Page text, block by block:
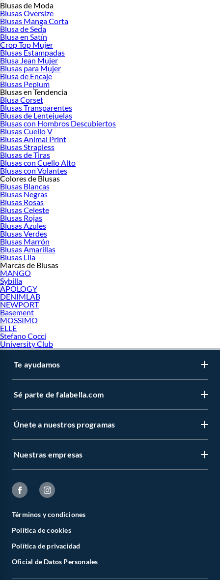
Blusas de Moda
Blusas Oversize
Blusas Manga Corta
Blusa de Seda
Blusa en Satín
Crop Top Mujer
Blusas Estampadas
Blusa Jean Mujer
Blusas para Mujer
Blusa de Encaje
Blusas Peplum
Blusas en Tendencia
Blusa Corset
Blusas Transparentes
Blusas de Lentejuelas
Blusas con Hombros Descubiertos
Blusas Cuello V
Blusas Animal Print
Blusas Strapless
Blusas de Tiras
Blusas con Cuello Alto
Blusas con Volantes
Colores de Blusas
Blusas Blancas
Blusas Negras
Blusas Rosas
Blusas Celeste
Blusas Rojas
Blusas Azules
Blusas Verdes
Blusas Marrón
Blusas Amarillas
Blusas Lila
Marcas de Blusas
MANGO
Sybilla
APOLOGY
DENIMLAB
NEWPORT
Basement
MOSSIMO
ELLE
Stefano Cocci
University Club
Te ayudamos
Sé parte de falabella.com
Únete a nuestros programas
Nuestras empresas
Términos y condiciones
Política de cookies
Política de privacidad
Oficial de Datos Personales